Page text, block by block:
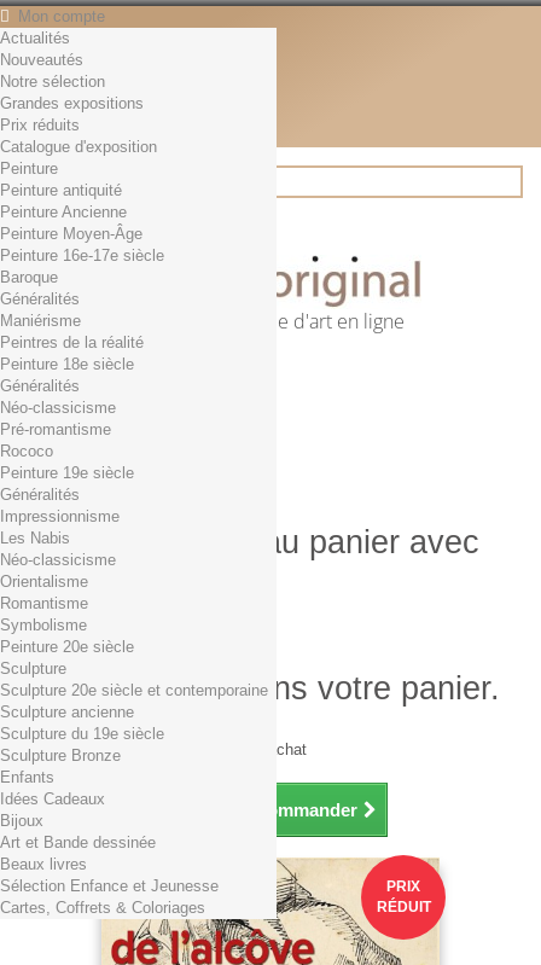
Mon compte
Contact
Français
English
Français
Actualités
Rechercher
Première librairie d'art en ligne
Panier (vide)
Aucun produit
0,01€ dès 29€ d'achat
0,00 € Total
Commander
Produit ajouté au panier avec
succès
Quantité
Total
Il y a 1 produit dans votre panier.
Total produits TTC
Frais de port TTC
0,01€ dès 29€ d'achat
Total TTC
Continuer mes achats Commander
Actualités
Nouveautés
Notre sélection
Grandes expositions
Prix réduits
Catalogue d'exposition
Peinture
Peinture antiquité
Peinture Ancienne
Peinture Moyen-Âge
Peinture 16e-17e siècle
Baroque
Généralités
Maniérisme
Peintres de la réalité
Peinture 18e siècle
Généralités
Néo-classicisme
Pré-romantisme
Rococo
Peinture 19e siècle
Généralités
Impressionnisme
Les Nabis
Néo-classicisme
Orientalisme
Romantisme
Symbolisme
Peinture 20e siècle
Sculpture
Sculpture 20e siècle et contemporaine
Sculpture ancienne
Sculpture du 19e siècle
Sculpture Bronze
Enfants
Idées Cadeaux
Bijoux
Art et Bande dessinée
Beaux livres
Sélection Enfance et Jeunesse
Cartes, Coffrets & Coloriages
PRIX
RÉDUIT